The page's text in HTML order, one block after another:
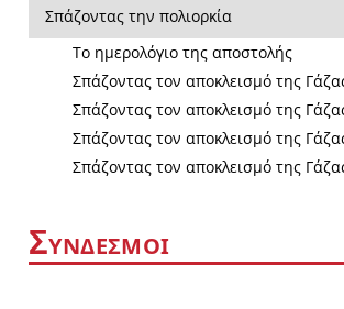
Σπάζοντας την πολιορκία
Το ημερολόγιο της αποστολής
Σπάζοντας τον αποκλεισμό της
Σπάζοντας τον αποκλεισμό της
Σπάζοντας τον αποκλεισμό της
Σπάζοντας τον αποκλεισμό της
ΣΥΝΔΕΣΜΟΙ